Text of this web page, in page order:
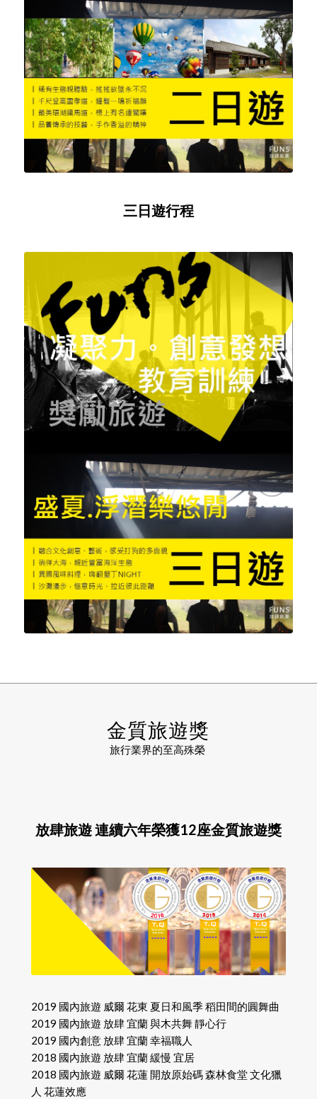
三日遊行程
金質旅遊獎
旅行業界的至高殊榮
放肆旅遊 連續六年榮獲12座金質旅遊獎
2019 國內旅遊 威爾 花東 夏日和風季 稻田間的圓舞曲
2019 國內旅遊 放肆 宜蘭 與木共舞 靜心行
2019 國內創意 放肆 宜蘭 幸福職人
2018 國內旅遊 放肆 宜蘭 緩慢 宜居
2018 國內旅遊 威爾 花蓮 開放原始碼 森林食堂 文化獵
人 花蓮效應